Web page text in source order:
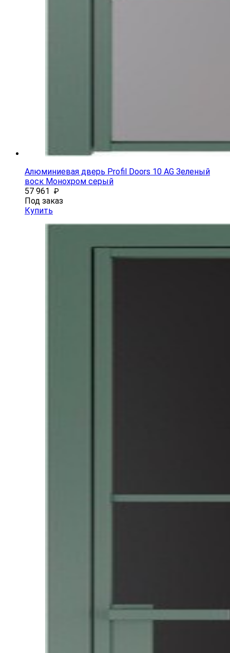
Алюминиевая дверь Profil Doors 10 AG Зеленый
воск Монохром серый
57 961 ₽
Под заказ
Купить